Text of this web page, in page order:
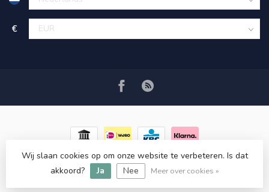
€
© Copyright 2026 RC COSMETICS- Powered byLightspeed-
Lightspeed design
Dyvelopment
Wij slaan cookies op om onze website te verbeteren. Is dat
akkoord?
Ja Nee Meer over cookies »